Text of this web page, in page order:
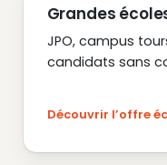
Grandes
JPO, campus
candidats sans
Découvrir l’offre